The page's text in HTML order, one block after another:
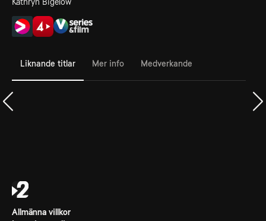
Liknande titlar Mer info Medverkande
Allmänna villkor